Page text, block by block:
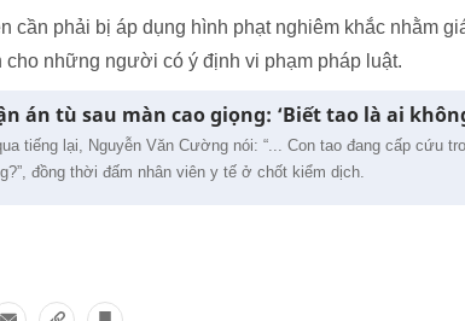
cần phải bị áp dụng hình phạt nghiêm khắc nhằm
cho những người có ý định vi phạm pháp luật.
án tù sau màn cao giọng: ‘Biết tao là ai
tiếng lại, Nguyễn Văn Cường nói: “... Con tao đang cấp cứu
đồng thời đấm nhân viên y tế ở chốt kiểm dịch.